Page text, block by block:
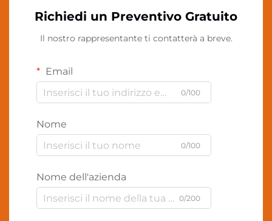
Richiedi un Preventivo Gratuito
Il nostro rappresentante ti contatterà a breve.
Email
0/100
Nome
0/100
Nome dell'azienda
0/200